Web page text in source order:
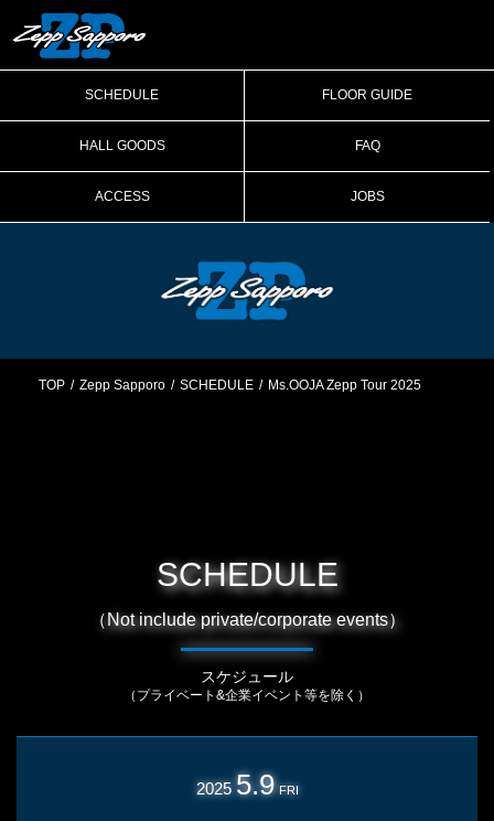
SCHEDULE FLOOR GUIDE
HALL GOODS FAQ
ACCESS JOBS
TOP Zepp Sapporo SCHEDULE Ms.OOJA Zepp Tour 2025
SCHEDULE
（Not include private/corporate events）
スケジュール
（プライベート&企業イベント等を除く）
2025 5.9 FRI